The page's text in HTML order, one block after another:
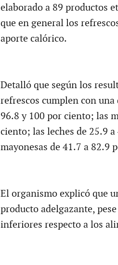
elaborado a 89 productos
que en general los
aporte calórico.
Detalló que según los
refrescos cumplen con
96.8 y 100 por ciento; las
ciento; las leches de 25.9
mayonesas de 41.7 a 82.9
El organismo explicó que
producto adelgazante,
inferiores respecto a los